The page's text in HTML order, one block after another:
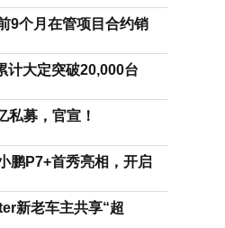
9个月在管项目合约销
计大定突破20,000台
私募，官宣！
鹏P7+首秀亮相，开启
新老车主共享“超